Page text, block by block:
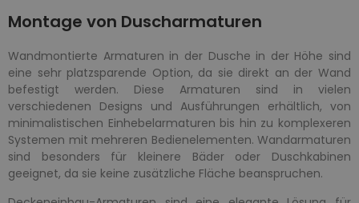
Montage von Duscharmaturen
Wandmontierte Armaturen in der Dusche in der Höhe sind
eine sehr platzsparende Option, da sie direkt an der Wand
befestigt werden. Diese Armaturen sind in vielen
verschiedenen Designs und Ausführungen erhältlich, von
minimalistischen Einhebelarmaturen bis hin zu komplexeren
Systemen mit mehreren Bedienelementen. Wandarmaturen
sind besonders für kleinere Bäder oder Duschkabinen
geeignet, da sie keine zusätzliche Fläche beanspruchen.